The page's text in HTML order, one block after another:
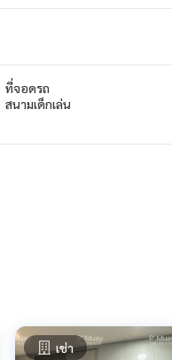
ที่จอดรถ
สนามเด็กเล่น
เช่า